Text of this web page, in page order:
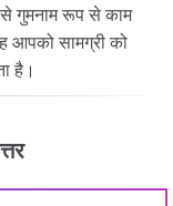
गुमनाम रूप से काम
आपको सामग्री को
है।